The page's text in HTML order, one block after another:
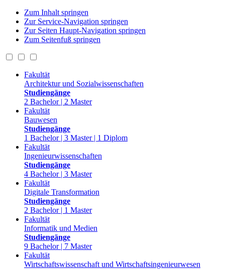
Zum Inhalt springen
Zur Service-Navigation springen
Zur Seiten Haupt-Navigation springen
Zum Seitenfuß springen
Fakultät
Architektur und Sozialwissenschaften
Studiengänge
2 Bachelor | 2 Master
Fakultät
Bauwesen
Studiengänge
1 Bachelor | 3 Master | 1 Diplom
Fakultät
Ingenieurwissenschaften
Studiengänge
4 Bachelor | 3 Master
Fakultät
Digitale Transformation
Studiengänge
2 Bachelor | 1 Master
Fakultät
Informatik und Medien
Studiengänge
9 Bachelor | 7 Master
Fakultät
Wirtschaftswissenschaft und Wirtschaftsingenieurwesen